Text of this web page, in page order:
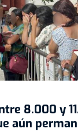
8.000 y
aún